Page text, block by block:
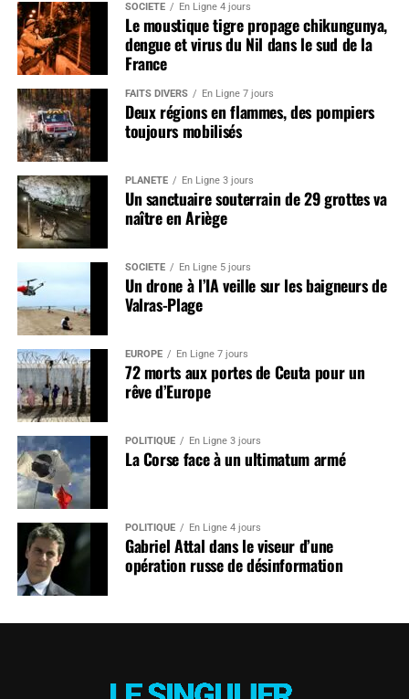
SOCIÉTÉ En Ligne 4 jours
Le moustique tigre propage chikungunya,
dengue et virus du Nil dans le sud de la
France
FAITS DIVERS En Ligne 7 jours
Deux régions en flammes, des pompiers
toujours mobilisés
PLANÈTE En Ligne 3 jours
Un sanctuaire souterrain de 29 grottes va
naître en Ariège
SOCIÉTÉ En Ligne 5 jours
Un drone à l’IA veille sur les baigneurs de
Valras-Plage
EUROPE En Ligne 7 jours
72 morts aux portes de Ceuta pour un
rêve d’Europe
POLITIQUE En Ligne 3 jours
La Corse face à un ultimatum armé
POLITIQUE En Ligne 4 jours
Gabriel Attal dans le viseur d’une
opération russe de désinformation